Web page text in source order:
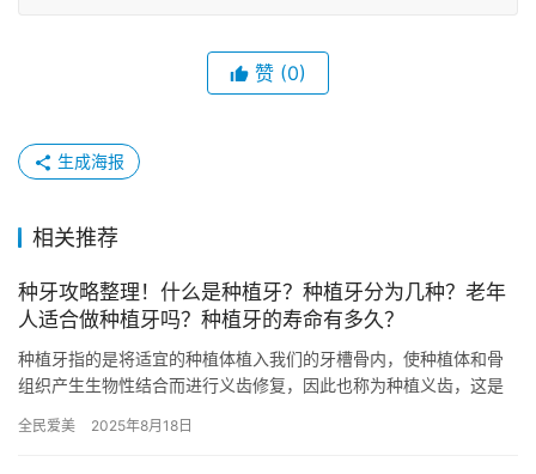
赞 (0)
生成海报
相关推荐
种牙攻略整理！什么是种植牙？种植牙分为几种？老年
人适合做种植牙吗？种植牙的寿命有多久？
种植牙指的是将适宜的种植体植入我们的牙槽骨内，使种植体和骨
组织产生生物性结合而进行义齿修复，因此也称为种植义齿，这是
有多种…
全民爱美 2025年8月18日